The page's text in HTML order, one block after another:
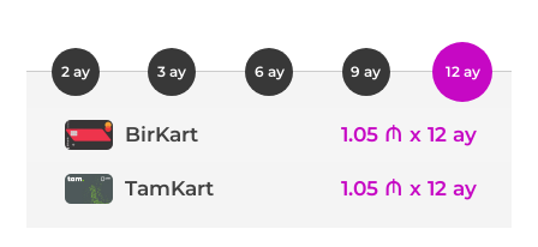
2 ay 3 ay 6 ay 9 ay 12 ay
BirKart 1.05 ₼ x 12 ay
TamKart 1.05 ₼ x 12 ay